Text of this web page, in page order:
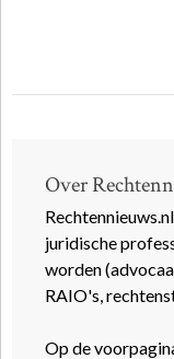
Over
juridische
worden
RAIO's,
Op de